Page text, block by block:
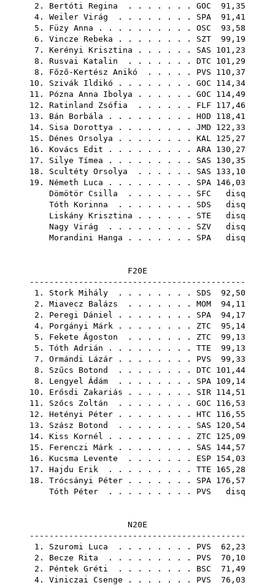
2. Bertóti Regina . . . . . . . GOC 91,35
4. Weiler Virág . . . . . . . . SPA 91,41
5. Füzy Anna . . . . . . . . . . OSC 93,58
6. Vincze Rebeka . . . . . . . . SZT 99,19
7. Kerényi Krisztina . . . . . . SAS 101,23
8. Rusvai Katalin . . . . . . . DTC 101,29
8. Főző-Kertész Anikó . . . . . PVS 110,37
10. Szivák Ildikó . . . . . . . . GOC 114,34
11. Pózna Anna Ibolya . . . . . . GOC 114,49
12. Ratinland Zsófia . . . . . . FLF 117,46
13. Bán Borbála . . . . . . . . . HOD 118,41
14. Sisa Dorottya . . . . . . . . JMD 122,33
15. Dénes Orsolya . . . . . . . . KAL 125,27
16. Kovács Edit . . . . . . . . . ARA 130,27
17. Silye Tímea . . . . . . . . . SAS 130,35
18. Scultéty Orsolya . . . . . . SAS 133,10
19. Németh Luca . . . . . . . . . SPA 146,03
Dömötör Csilla . . . . . . . SFC disq
Tóth Korinna . . . . . . . . SDS disq
Liskány Krisztina . . . . . . STE disq
Nagy Virág . . . . . . . . . SZV disq
Morandini Hanga . . . . . . . SPA disq
F20E
--------------------------------------------
1. Stork Mihály . . . . . . . . SDS 92,50
2. Miavecz Balázs . . . . . . . MOM 94,11
2. Peregi Dániel . . . . . . . . SPA 94,17
4. Porgányi Márk . . . . . . . . ZTC 95,14
5. Fekete Ágoston . . . . . . . ZTC 99,13
5. Tóth Adrián . . . . . . . . . TTE 99,13
7. Ormándi Lázár . . . . . . . . PVS 99,33
8. Szűcs Botond . . . . . . . . DTC 101,44
8. Lengyel Ádám . . . . . . . . SPA 109,14
10. Erősdi Zakariás . . . . . . . SIR 114,51
11. Szőcs Zoltán . . . . . . . . GOC 116,53
12. Hetényi Péter . . . . . . . . HTC 116,55
13. Szász Botond . . . . . . . . SAS 120,54
14. Kiss Kornél . . . . . . . . . ZTC 125,09
15. Ferenczi Márk . . . . . . . . SAS 144,57
16. Kucsma Levente . . . . . . . ESP 154,03
17. Hajdu Erik . . . . . . . . . TTE 165,28
18. Trócsányi Péter . . . . . . . SPA 176,57
Tóth Péter . . . . . . . . . PVS disq
N20E
--------------------------------------------
1. Szuromi Luca . . . . . . . . PVS 62,23
2. Becze Rita . . . . . . . . . PVS 70,10
2. Péntek Gréti . . . . . . . . BSC 71,49
4. Viniczai Csenge . . . . . . . PVS 76,03